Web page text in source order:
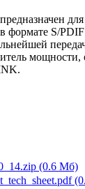
для
формате S/
(0.6 Мб)